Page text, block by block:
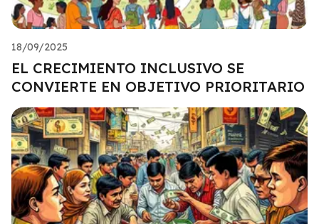
18/09/2025
EL CRECIMIENTO INCLUSIVO SE
CONVIERTE EN OBJETIVO PRIORITARIO